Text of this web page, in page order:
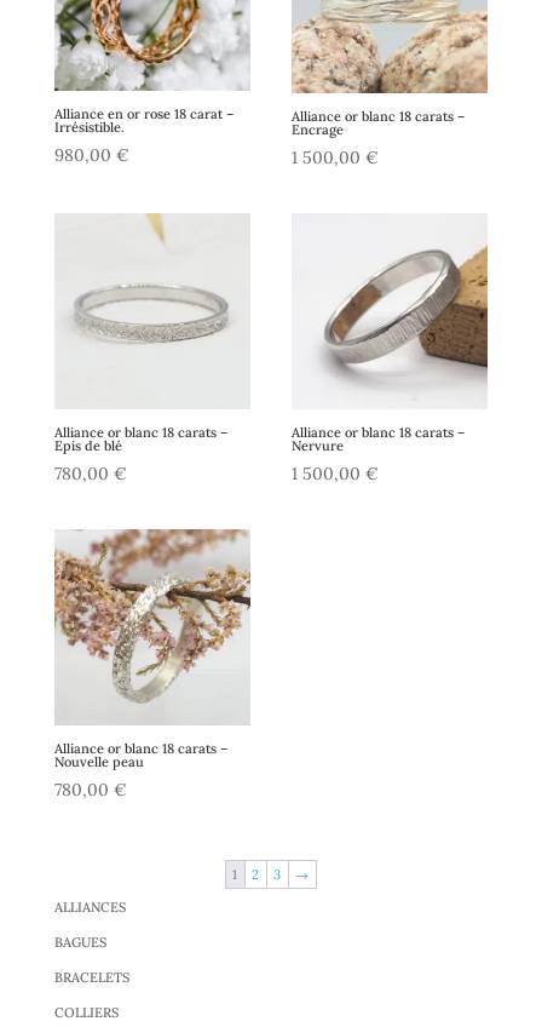
Alliance en or rose 18 carat –
Irrésistible.
980,00 €
Alliance or blanc 18 carats –
Encrage
1 500,00€
Alliance or blanc 18 carats –
Epis de blé
780,00 €
Alliance or blanc 18 carats –
Nervure
1 500,00€
Alliance or blanc 18 carats –
Nouvelle peau
780,00 €
1 2 3
→
ALLIANCES
BAGUES
BRACELETS
COLLIERS